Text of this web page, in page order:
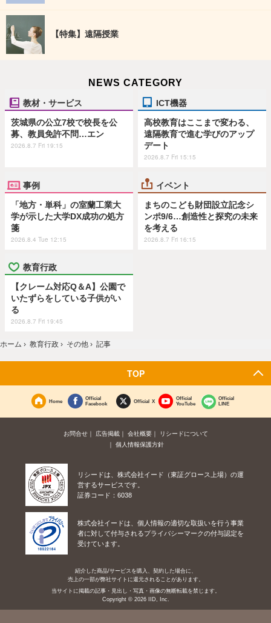
【特集】遠隔授業
NEWS CATEGORY
教材・サービス
茨城県の公立7校で校長を公
募、教員免許不問…エン
2026.8.7 Fri 19:15
ICT機器
高校教育はここまで変わる、
遠隔教育で進む学びのアップ
デート
2026.8.7 Fri 15:15
事例
「地方・単科」の室蘭工業大
学が示した大学DX成功の処方
箋
2026.8.4 Tue 12:15
イベント
まちのこども財団設立記念シ
ンポ9/6…創造性と探究の未来
を考える
2026.8.7 Fri 16:15
教育行政
【クレーム対応Q＆A】公園で
いたずらをしている子供がい
る
2026.8.7 Fri 19:45
ホーム › 教育行政 › その他 › 記事
TOP
Home
Official
Facebook
Official X
Official
YouTube
Official
LINE
お問合せ 広告掲載 会社概要
リシードについて
個人情報保護方針
リシードは、株式会社イード（東証グロース上場）の運
営するサービスです。
証券コード：6038
株式会社イードは、個人情報の適切な取扱いを行う事業
者に対して付与されるプライバシーマークの付与認定を
受けています。
紹介した商品/サービスを購入、契約した場合に、
売上の一部が弊社サイトに還元されることがあります。
当サイトに掲載の記事・見出し・写真・画像の無断転載を禁じます。
Copyright © 2026 IID, Inc.